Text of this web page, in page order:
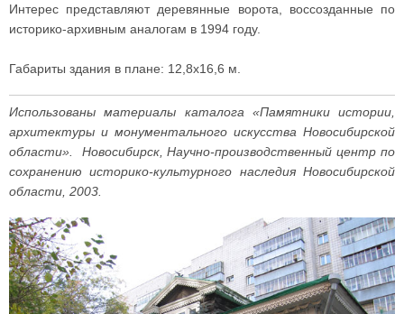
Интерес представляют деревянные ворота, воссозданные по
историко-архивным аналогам в 1994 году.
Габариты здания в плане: 12,8x16,6 м.
Использованы материалы каталога «Памятники истории,
архитектуры и монументального искусства Новосибирской
области». Новосибирск, Научно-производственный центр по
сохранению историко-культурного наследия Новосибирской
области, 2003.